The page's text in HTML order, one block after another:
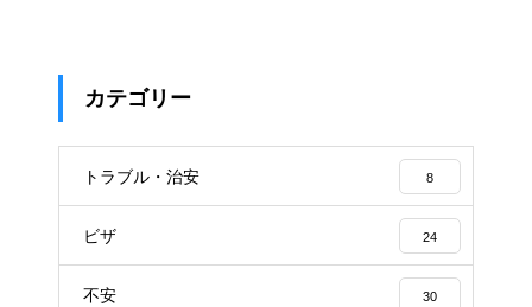
カテゴリー
トラブル・治安 8
ビザ 24
不安 30